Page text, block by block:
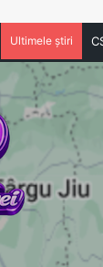
Ultimele știri